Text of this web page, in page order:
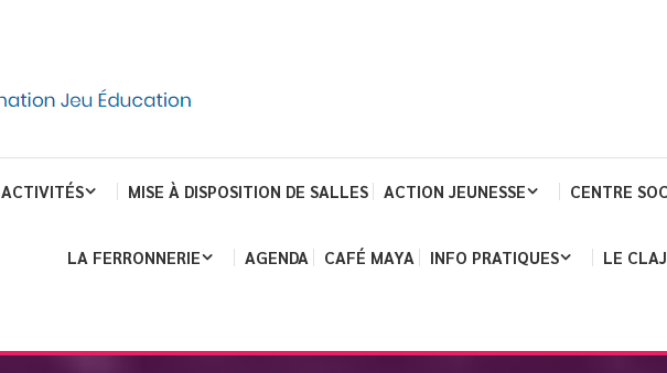
ACTIVITÉS MISE À DISPOSITION DE SALLES ACTION JEUNESSE CENTRE
LA FERRONNERIE AGENDA CAFÉ MAYA INFO PRATIQUES LE